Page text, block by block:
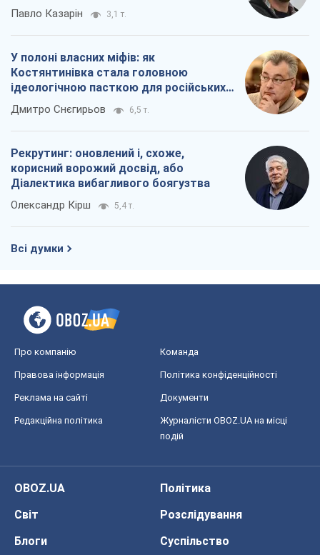
Павло Казарін 3,1 т.
У полоні власних міфів: як
Костянтинівка стала головною
ідеологічною пасткою для російських
окупантів
Дмитро Снєгирьов 6,5 т.
Рекрутинг: оновлений і, схоже,
корисний ворожий досвід, або
Діалектика вибагливого боягузтва
Олександр Кірш 5,4 т.
Всі думки
Про компанію Команда
Правова інформація Політика конфіденційності
Реклама на сайті Документи
Редакційна політика
Журналісти OBOZ.UA на місці
подій
OBOZ.UA
Політика
Світ
Розслідування
Блоги
Суспільство